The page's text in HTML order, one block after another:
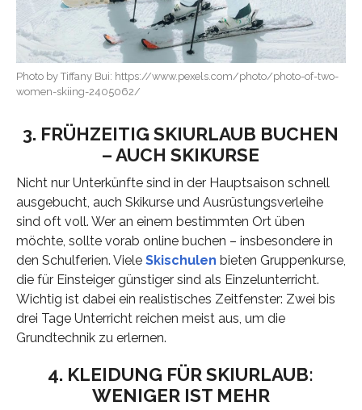
Photo by Tiffany Bui: https://www.pexels.com/photo/photo-of-two-
women-skiing-2405062/
3. FRÜHZEITIG SKIURLAUB BUCHEN
– AUCH SKIKURSE
Nicht nur Unterkünfte sind in der Hauptsaison schnell
ausgebucht, auch Skikurse und Ausrüstungsverleihe
sind oft voll. Wer an einem bestimmten Ort üben
möchte, sollte vorab online buchen – insbesondere in
den Schulferien. Viele Skischulen bieten Gruppenkurse,
die für Einsteiger günstiger sind als Einzelunterricht.
Wichtig ist dabei ein realistisches Zeitfenster: Zwei bis
drei Tage Unterricht reichen meist aus, um die
Grundtechnik zu erlernen.
4. KLEIDUNG FÜR SKIURLAUB:
WENIGER IST MEHR